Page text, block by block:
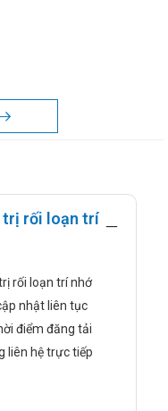
ngày, tùy thuộc vào mức
bệnh.
chỉ dùng thuốc trong các
trong trường hợp sau:
phần thuốc.
trị rối loạn trí
rối loạn trí nhớ
nhật liên tục
điểm đăng tải
liên hệ trực tiếp